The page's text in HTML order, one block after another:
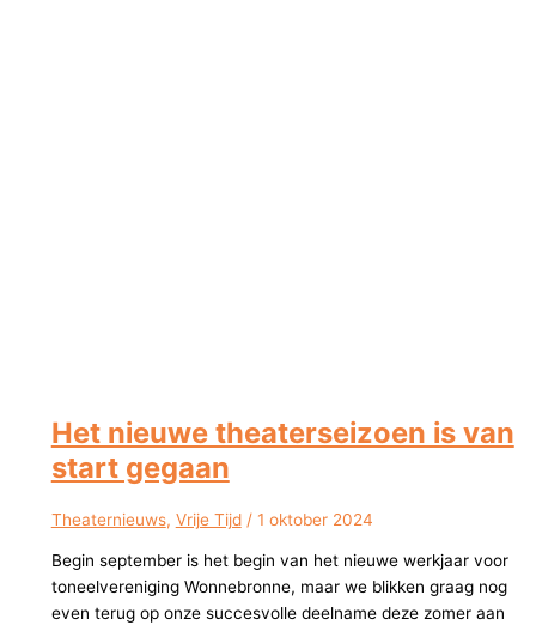
Het nieuwe theaterseizoen is van
start gegaan
Theaternieuws, Vrije Tijd/ 1 oktober 2024
Begin september is het begin van het nieuwe werkjaar voor
toneelvereniging Wonnebronne, maar we blikken graag nog
even terug op onze succesvolle deelname deze zomer aan